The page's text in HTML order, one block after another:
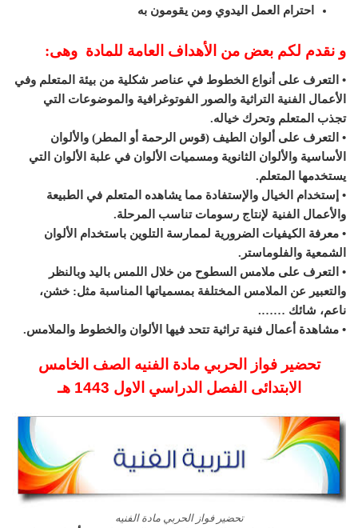
احترام العمل اليدوي ومن يقومون به
و نقدم لكم بعض من الأهداف العامة للمادة وهى:
• التعرف على أنواع الخطوط في عناصر شكلية من بيئة المتعلم وفي
الأعمال الفنية التراثية والصور الفوتوغرافية والموضوعات التي
تجذب المتعلم وتحرك خياله.
• التعرف على ألوان الطيف (قوس الرحمة أو المطر) والألوان
الأساسية والألوان الثانوية ومسميات الألوان في علبة الألوان التي
يستخدمها المتعلم.
• إستخدام الخيال والإستفادة مما يشاهده المتعلم في الطبيعة
والأعمال الفنية لإنتاج رسومات تناسب المرحلة.
• معرفة الكيفيات الضرورية لممارسة التلوين باستخدام الألوان
الشمعية والفلوماستر.
• التعرف على ملامس السطوح من خلال اللمس باليد وبالنظر
والتعبير عن الملامس المختلفة بمسمياتها المناسبة مثل: خشن،
ناعم، شائك …….
• مشاهدة أعمال فنية تراثية تتحد فيها الألوان والخطوط والملامس.
تحضير فواز الحربي مادة الفنيه الصف الخامس
الابتدائى الفصل الدراسي الاول 1443 هـ
تحضير فواز الحربي مادة الفنيه